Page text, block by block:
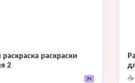
раскраска раскраски
2
7+ 📥